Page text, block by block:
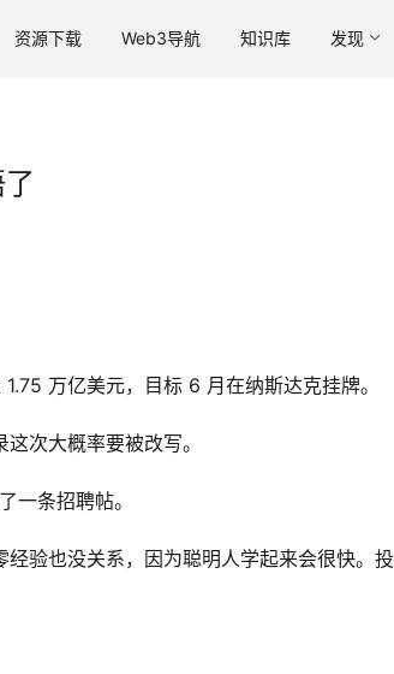
资源下载 Web3导航 知识库 发现
万亿美元，目标 6 月在纳斯达克挂牌。
次大概率要被改写。
一条招聘帖。
验也没关系，因为聪明人学起来会很快。投